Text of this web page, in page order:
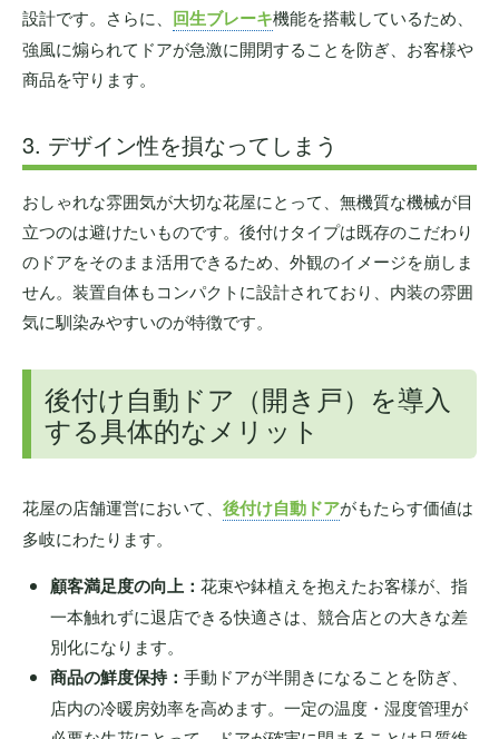
設計です。さらに、 回生ブレーキ機能を搭載しているため、
強風に煽られてドアが急激に開閉することを防ぎ、お客様や
商品を守ります。
3. デザイン性を損なってしまう
おしゃれな雰囲気が大切な花屋にとって、無機質な機械が目
立つのは避けたいものです。後付けタイプは既存のこだわり
のドアをそのまま活用できるため、外観のイメージを崩しま
せん。装置自体もコンパクトに設計されており、内装の雰囲
気に馴染みやすいのが特徴です。
後付け自動ドア（開き戸）を導入
する具体的なメリット
花屋の店舗運営において、 後付け自動ドアがもたらす価値は
多岐にわたります。
顧客満足度の向上： 花束や鉢植えを抱えたお客様が、指
一本触れずに退店できる快適さは、競合店との大きな差
別化になります。
商品の鮮度保持： 手動ドアが半開きになることを防ぎ、
店内の冷暖房効率を高めます。一定の温度・湿度管理が